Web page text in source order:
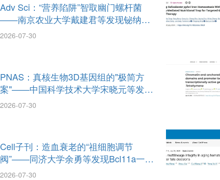
Adv Sci：“营养陷阱”智取幽门螺杆菌
——南京农业大学戴建君等发现铋纳米
药物假冒铁离子诱使细菌自我毁灭
2026-07-30
PNAS：真核生物3D基因组的"极简方
案"——中国科学技术大学宋晓元等发现
四膜虫用端粒和启动子双锚定取代区室
2026-07-30
Cell子刊：造血衰老的“祖细胞调节
阀”——同济大学余勇等发现Bcl11a一手
按住髓系、一手拉开淋巴系
2026-07-30